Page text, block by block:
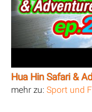
Hua Hin Safari &
mehr zu:Sport und